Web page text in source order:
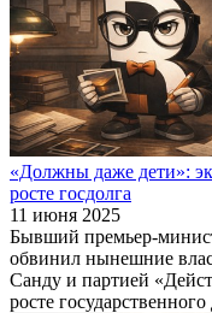
«Должны даже дети»:
росте госдолга
11 июня 2025
Бывший премьер-
обвинил нынешние
Санду и партией
росте государственного